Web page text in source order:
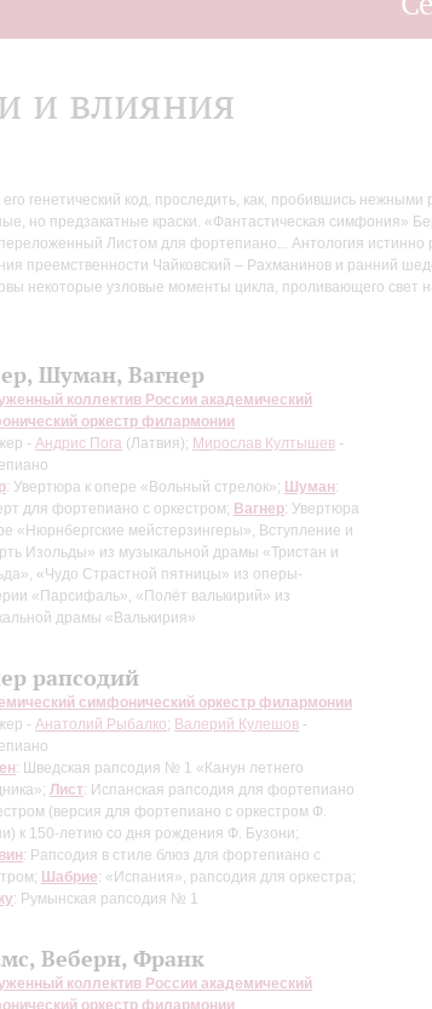
и влияния
генетический код, проследить, как, пробившись нежными
но предзакатные краски. «Фантастическая симфония»
Листом для фортепиано... Антология истинно
преемственности Чайковский – Рахманинов и ранний
некоторые узловые моменты цикла, проливающего свет
Шуман, Вагнер
коллектив России академический
оркестр филармонии
- Андрис Пога (Латвия); Мирослав Култышев -
: Увертюра к опере «Вольный стрелок»; Шуман:
для фортепиано с оркестром; Вагнер: Увертюра
«Нюрнбергские мейстерзингеры», Вступление и
Изольды» из музыкальной драмы «Тристан и
«Чудо Страстной пятницы» из оперы-
«Парсифаль», «Полёт валькирий» из
драмы «Валькирия»
рапсодий
симфонический оркестр филармонии
- Анатолий Рыбалко; Валерий Кулешов -
: Шведская рапсодия № 1 «Канун летнего
Лист: Испанская рапсодия для фортепиано
(версия для фортепиано с оркестром Ф.
к 150-летию со дня рождения Ф. Бузони;
: Рапсодия в стиле блюз для фортепиано с
Шабрие: «Испания», рапсодия для оркестра;
: Румынская рапсодия № 1
Веберн, Франк
коллектив России академический
оркестр филармонии